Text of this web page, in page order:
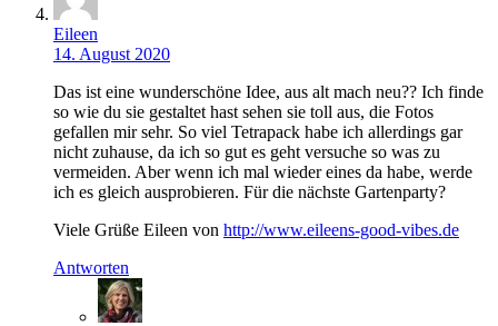
Eileen
14. August 2020
Das ist eine wunderschöne Idee, aus alt mach neu?? Ich finde
so wie du sie gestaltet hast sehen sie toll aus, die Fotos
gefallen mir sehr. So viel Tetrapack habe ich allerdings gar
nicht zuhause, da ich so gut es geht versuche so was zu
vermeiden. Aber wenn ich mal wieder eines da habe, werde
ich es gleich ausprobieren. Für die nächste Gartenparty?
Viele Grüße Eileen von http://www.eileens-good-vibes.de
Antworten